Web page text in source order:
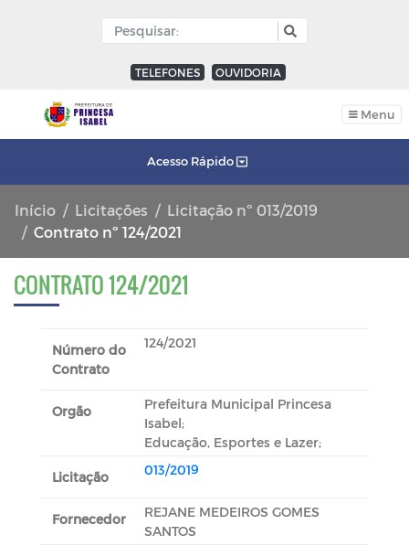
TELEFONES OUVIDORIA
Menu
Acesso Rápido
Início Licitações
Licitação nº 013/2019
Contrato nº 124/2021
CONTRATO 124/2021
Número do
Contrato
124/2021
Orgão
Prefeitura Municipal Princesa
Isabel;
Educação, Esportes e Lazer;
Licitação 013/2019
Fornecedor
REJANE MEDEIROS GOMES
SANTOS